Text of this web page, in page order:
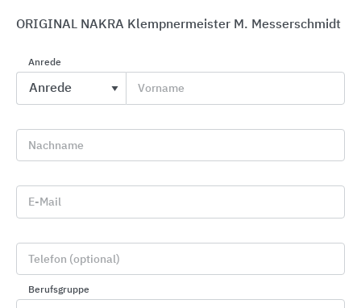
Roto Dachfenster
Roto Frank DST
ORIGINAL NAKRA Klempnermeister M. Messerschmidt
Anrede
Vorname
Nachname
E-Mail
Telefon (optional)
Berufsgruppe